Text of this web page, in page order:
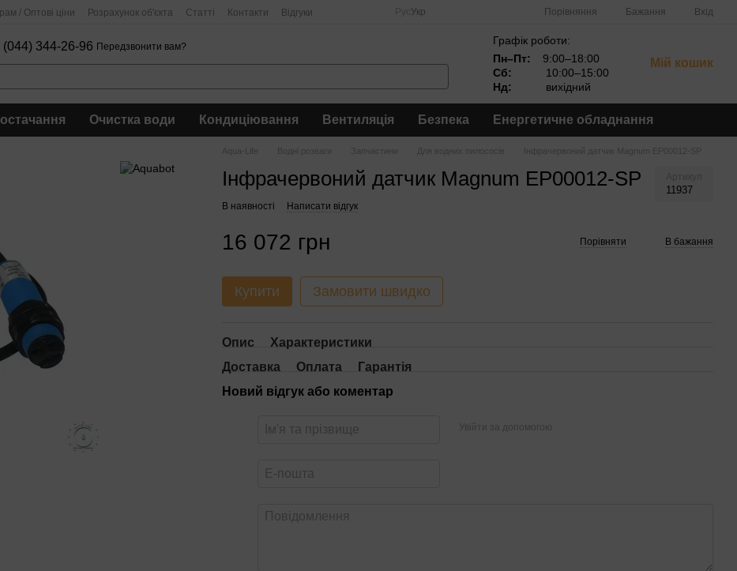
/ Оптові ціни Розрахунок об'єкта Статті Контакти Відгуки Укр Порівняння Бажання Вхід
(044) 344-26-96 Передзвонити вам?
Графік роботи:
Пн–Пт:
9:00–18:00
Сб:
10:00–15:00
Нд:
вихідний
Мій кошик
Очистка води Кондиціювання Вентиляція Безпека Енергетичне обладнання
Aqua-Life Водні розваги Запчастини Для водних пилососів Інфрачервоний датчик Magnum EP00012-SP
Інфрачервоний датчик Magnum EP00012-SP 11937
В наявності Написати відгук
16 072 грн Порівняти В бажання
Купити Замовити швидко
Опис
Характеристики
Доставка
Оплата
Гарантія
Новий відгук або коментар
Увійти за допомогою